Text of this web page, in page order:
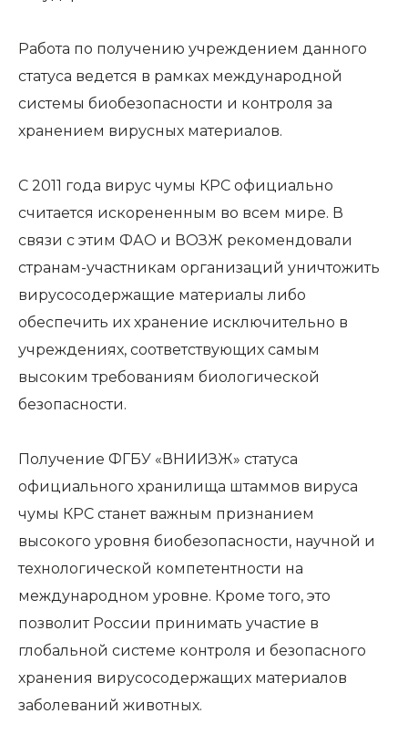
Работа по получению учреждением данного
статуса ведется в рамках международной
системы биобезопасности и контроля за
хранением вирусных материалов.
С 2011 года вирус чумы КРС официально
считается искорененным во всем мире. В
связи с этим ФАО и ВОЗЖ рекомендовали
странам-участникам организаций уничтожить
вирусосодержащие материалы либо
обеспечить их хранение исключительно в
учреждениях, соответствующих самым
высоким требованиям биологической
безопасности.
Получение ФГБУ «ВНИИЗЖ» статуса
официального хранилища штаммов вируса
чумы КРС станет важным признанием
высокого уровня биобезопасности, научной и
технологической компетентности на
международном уровне. Кроме того, это
позволит России принимать участие в
глобальной системе контроля и безопасного
хранения вирусосодержащих материалов
заболеваний животных.